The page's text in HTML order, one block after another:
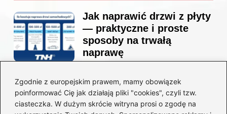
Zgodnie z europejskim prawem, mamy obowiązek
poinformować Cię jak działają pliki "cookies", czyli tzw.
ciasteczka. W dużym skrócie witryna prosi o zgodę na
Jak naprawić drzwi z płyty
— praktyczne i proste
sposoby na trwałą
naprawę
Ile kosztuje projekt
łazienki u architekta —